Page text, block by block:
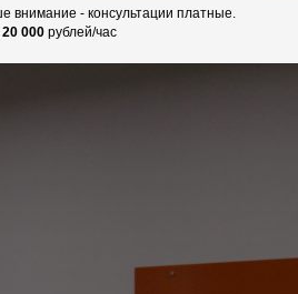
внимание - консультации платные.
20 000рублей/час